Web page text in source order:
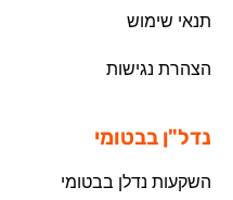
תנאי שימוש
הצהרת נגישות
נדל"ן בבטומי
השקעות נדלן בבטומי